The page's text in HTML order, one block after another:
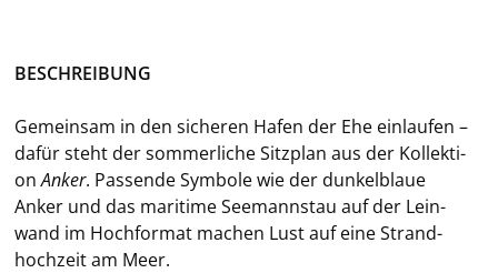
BE­SCHREI­BUNG
Ge­mein­sam in den si­che­ren Hafen der Ehe ein­lau­fen –
dafür steht der som­mer­li­che Sitz­plan aus der Kol­lek­ti­
onAnker. Pas­sen­de Sym­bo­le wie der dun­kel­blaue
Anker und das ma­ri­ti­me See­mann­stau auf der Lein­
wand im Hoch­for­mat ma­chen Lust auf eine Strand­
hoch­zeit am Meer.